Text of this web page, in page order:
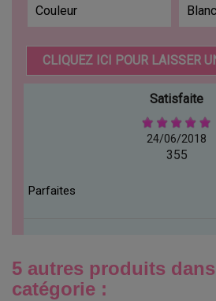
Couleur Blanc
CLIQUEZ ICI POUR LAISSER
Satisfaite
24/06/2018
355
Parfaites
5 autres produits
catégorie :